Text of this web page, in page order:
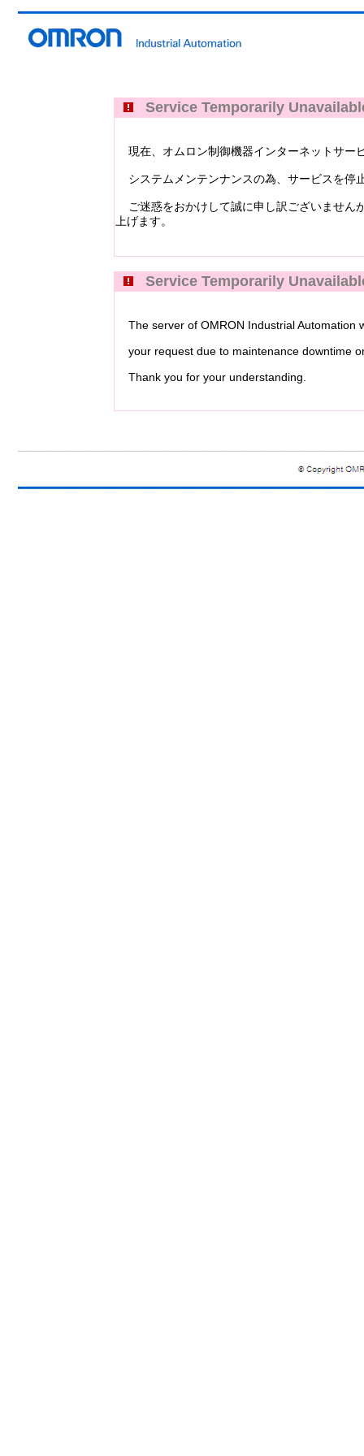
Service Temporarily
現在、オムロン制御機器インターネットサー
システムメンテンナンスの為、サービスを停
ご迷惑をおかけして誠に申し訳ございません
上げます。
Service Temporarily
The server of OMRON Industrial Automation
your request due to maintenance downtime
Thank you for your understanding.